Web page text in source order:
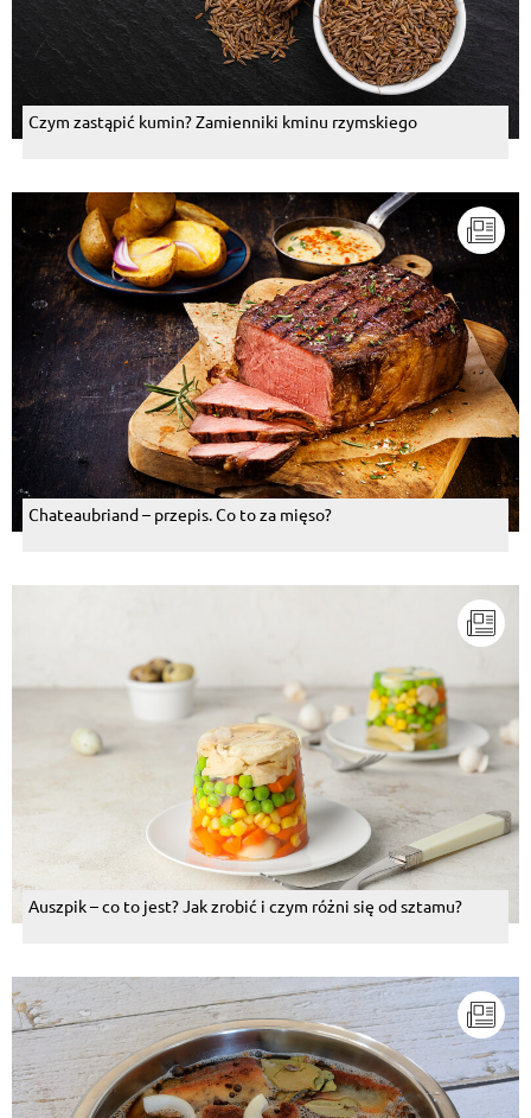
Czym zastąpić kumin? Zamienniki kminu rzymskiego
Chateaubriand – przepis. Co to za mięso?
Auszpik – co to jest? Jak zrobić i czym różni się od sztamu?